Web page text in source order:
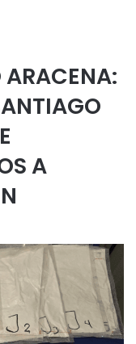
ARACENA:
A